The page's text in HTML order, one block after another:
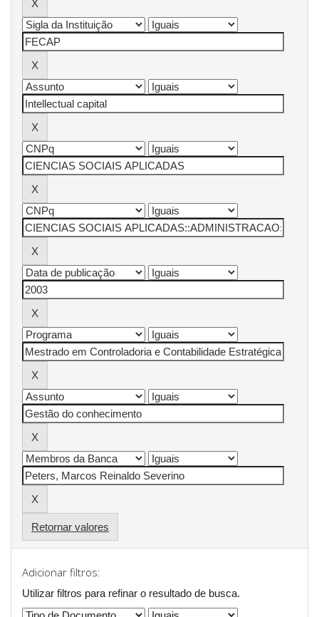
Retornar valores
Adicionar filtros:
Utilizar filtros para refinar o resultado de busca.